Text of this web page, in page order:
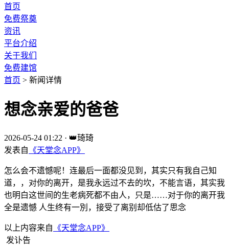
首页
免费祭奠
资讯
平台介绍
关于我们
免费建馆
首页 > 新闻详情
想念亲爱的爸爸
2026-05-24 01:22 · 👑琦琦
发表自 《天堂念APP》
怎么会不遗憾呢！连最后一面都没见到，其实只有我自己知
道，，对你的离开，是我永远过不去的坎，不能言语，其实我
也明白这世间的生老病死都不由人，只是……对于你的离开我
全是遗憾 人生终有一別，接受了离别却低估了思念
以上内容来自 《天堂念APP》
发讣告